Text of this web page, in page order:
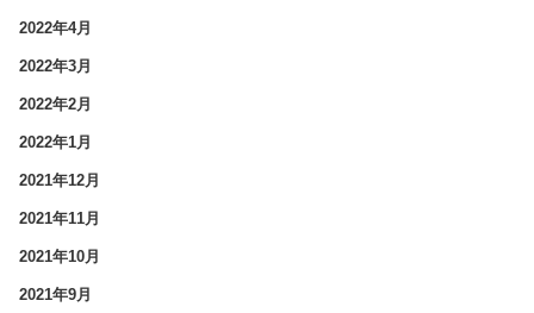
2022年4月
2022年3月
2022年2月
2022年1月
2021年12月
2021年11月
2021年10月
2021年9月